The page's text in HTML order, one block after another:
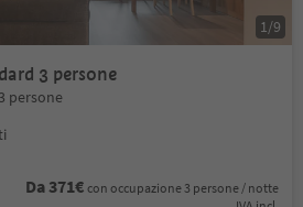
3 persone
persone
Da 371€ con occupazione 3 persone / notte
1/9